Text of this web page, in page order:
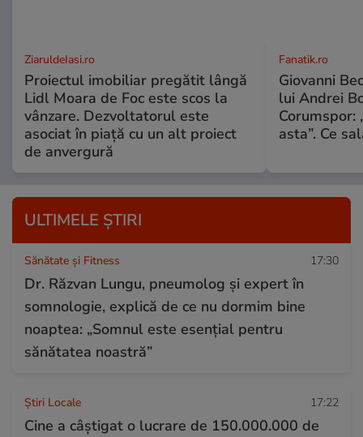
ZiaruldeIasi.ro
Proiectul imobiliar pregătit lângă
Lidl Moara de Foc este scos la
vânzare. Dezvoltatorul este
asociat în piață cu un alt proiect
de anvergură
Fanatik.ro
Giovanni
lui Andrei
Corumspor:
asta”. Ce
ULTIMELE ȘTIRI
Sănătate și Fitness 17:30
Dr. Răzvan Lungu, pneumolog și expert în
somnologie, explică de ce nu dormim bine
noaptea: „Somnul este esențial pentru
sănătatea noastră”
Știri Locale 17:22
Cine a câștigat o lucrare de 150.000.000 de